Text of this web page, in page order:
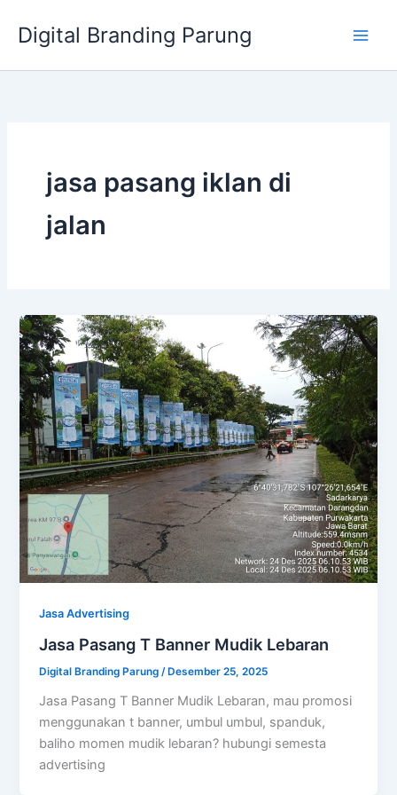
konten
Digital Branding Parung
jasa pasang iklan di
jalan
Jasa Advertising
Jasa Pasang T Banner Mudik Lebaran
Digital Branding Parung/Desember 25, 2025
Jasa Pasang T Banner Mudik Lebaran, mau promosi
menggunakan t banner, umbul umbul, spanduk,
baliho momen mudik lebaran? hubungi semesta
advertising